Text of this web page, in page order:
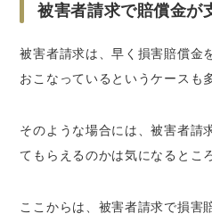
被害者請求で賠償金が
被害者請求は、早く損害賠償金
おこなっているというケースも
そのような場合には、被害者請
てもらえるのかは気になるとこ
ここからは、被害者請求で損害